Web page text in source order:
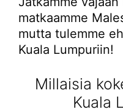
matkaamme
mutta tulemme
Kuala Lumpuriin!
Millaisia
Kuala